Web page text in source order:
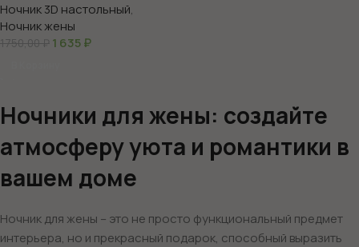
Ночник 3D настольный,
Ночник жены
1750,00₽ 1 635₽
Ночники для жены: создайте
атмосферу уюта и романтики в
вашем доме
Ночник для жены – это не просто функциональный предмет
интерьера, но и прекрасный подарок, способный выразить